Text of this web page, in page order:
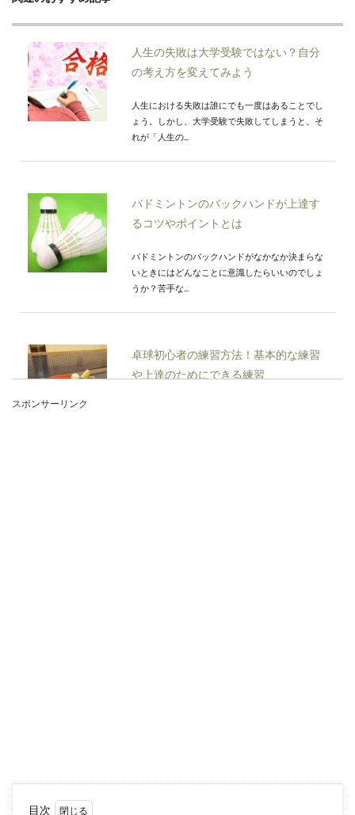
人生の失敗は大学受験ではない？自分
の考え方を変えてみよう
人生における失敗は誰にでも一度はあることでし
ょう。しかし、大学受験で失敗してしまうと、そ
れが「人生の...
バドミントンのバックハンドが上達す
るコツやポイントとは
バドミントンのバックハンドがなかなか決まらな
いときにはどんなことに意識したらいいのでしょ
うか？苦手な...
卓球初心者の練習方法！基本的な練習
や上達のためにできる練習
スポンサーリンク
目次